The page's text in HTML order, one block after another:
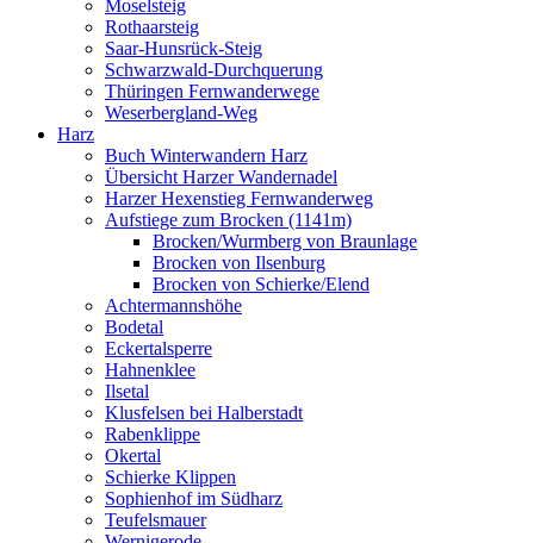
Moselsteig
Rothaarsteig
Saar-Hunsrück-Steig
Schwarzwald-Durchquerung
Thüringen Fernwanderwege
Weserbergland-Weg
Harz
Buch Winterwandern Harz
Übersicht Harzer Wandernadel
Harzer Hexenstieg Fernwanderweg
Aufstiege zum Brocken (1141m)
Brocken/Wurmberg von Braunlage
Brocken von Ilsenburg
Brocken von Schierke/Elend
Achtermannshöhe
Bodetal
Eckertalsperre
Hahnenklee
Ilsetal
Klusfelsen bei Halberstadt
Rabenklippe
Okertal
Schierke Klippen
Sophienhof im Südharz
Teufelsmauer